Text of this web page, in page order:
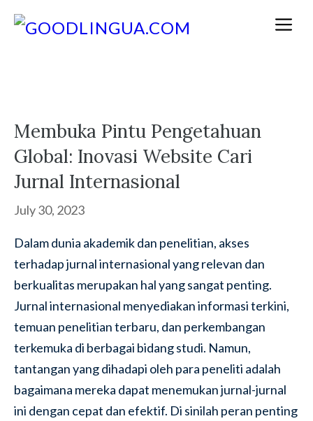
Membuka Pintu Pengetahuan
Global: Inovasi Website Cari
Jurnal Internasional
July 30, 2023
Dalam dunia akademik dan penelitian, akses
terhadap jurnal internasional yang relevan dan
berkualitas merupakan hal yang sangat penting.
Jurnal internasional menyediakan informasi terkini,
temuan penelitian terbaru, dan perkembangan
terkemuka di berbagai bidang studi. Namun,
tantangan yang dihadapi oleh para peneliti adalah
bagaimana mereka dapat menemukan jurnal-jurnal
ini dengan cepat dan efektif. Di sinilah peran penting